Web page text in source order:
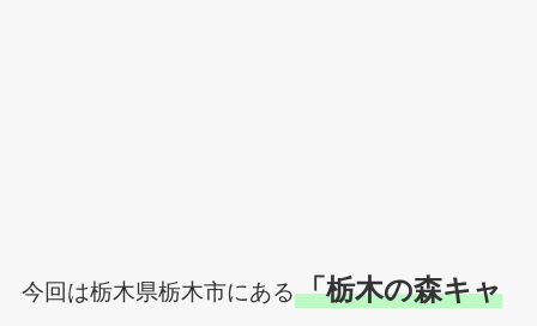
今回は栃木県栃木市にある「栃木の森キャ